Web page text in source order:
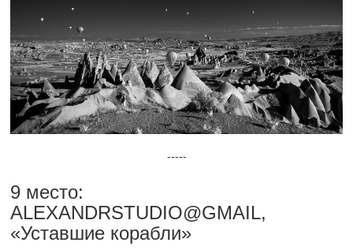
-----
9 место:
ALEXANDRSTUDIO@GMAIL,
«Уставшие корабли»